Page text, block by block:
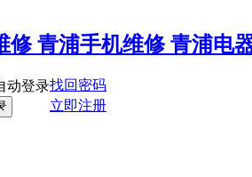
动登录找回密码
立即注册